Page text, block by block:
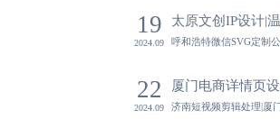
19
2024.09
22
2024.09